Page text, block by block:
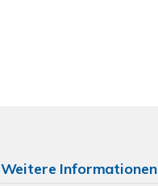
Weitere Informationen